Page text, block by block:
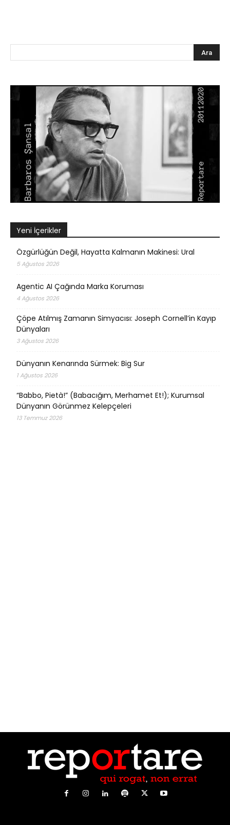
Yeni İçerikler
Özgürlüğün Değil, Hayatta Kalmanın Makinesi: Ural
5 Ağustos 2026
Agentic AI Çağında Marka Koruması
4 Ağustos 2026
Çöpe Atılmış Zamanın Simyacısı: Joseph Cornell’in Kayıp
Dünyaları
3 Ağustos 2026
Dünyanın Kenarında Sürmek: Big Sur
1 Ağustos 2026
“Babbo, Pietà!” (Babacığım, Merhamet Et!); Kurumsal
Dünyanın Görünmez Kelepçeleri
13 Temmuz 2026